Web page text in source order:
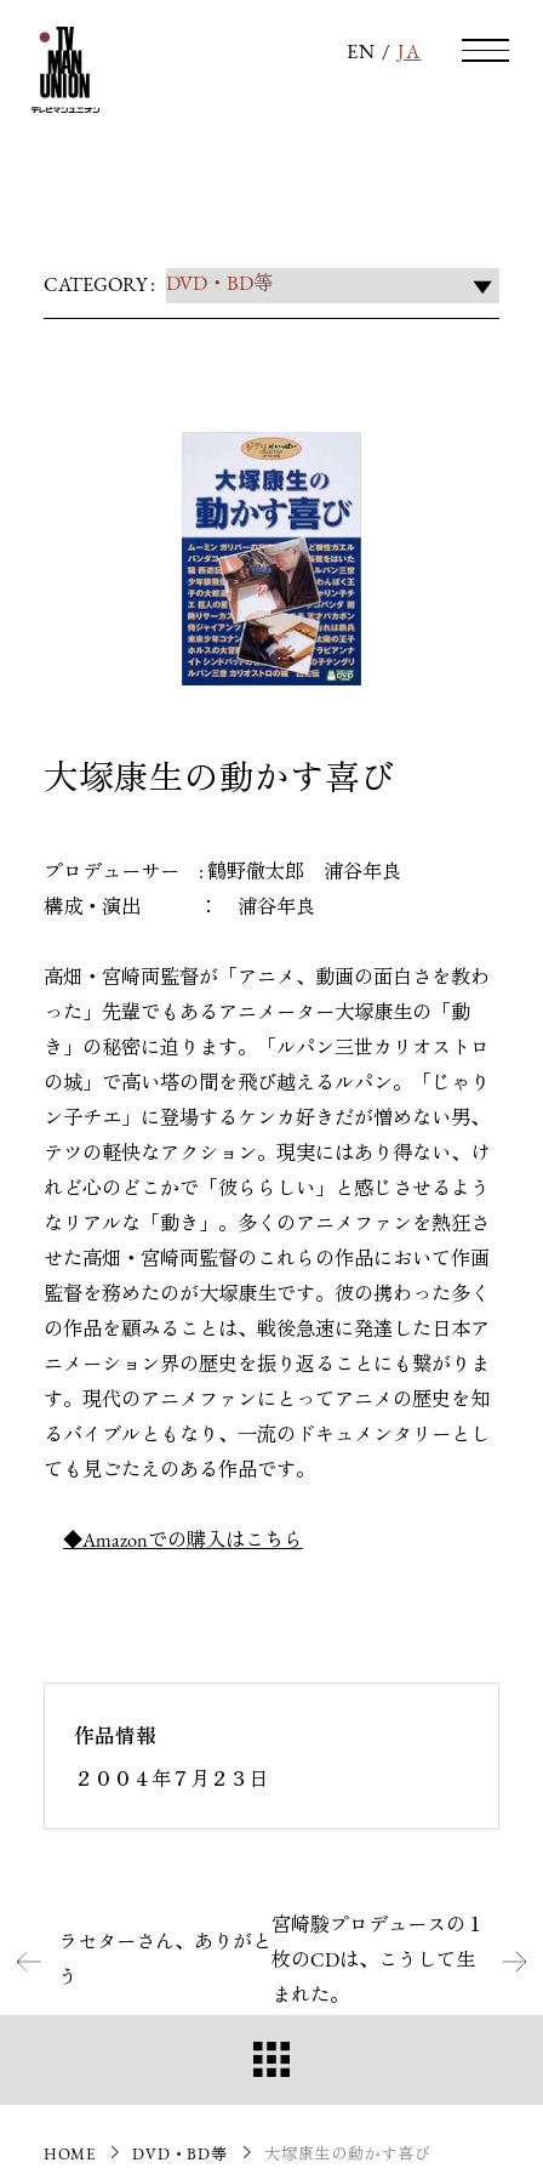
EN / JA
大塚康生の動かす喜び
プロデューサー : 鶴野徹太郎 浦谷年良
構成・演出 ： 浦谷年良
高畑・宮崎両監督が「アニメ、動画の面白さを教わ
った」先輩でもあるアニメーター大塚康生の「動
き」の秘密に迫ります。「ルパン三世カリオストロ
の城」で高い塔の間を飛び越えるルパン。「じゃり
ン子チエ」に登場するケンカ好きだが憎めない男、
テツの軽快なアクション。現実にはあり得ない、け
れど心のどこかで「彼ららしい」と感じさせるよう
なリアルな「動き」。多くのアニメファンを熱狂さ
せた高畑・宮崎両監督のこれらの作品において作画
監督を務めたのが大塚康生です。彼の携わった多く
の作品を顧みることは、戦後急速に発達した日本ア
ニメーション界の歴史を振り返ることにも繋がりま
す。現代のアニメファンにとってアニメの歴史を知
るバイブルともなり、一流のドキュメンタリーとし
ても見ごたえのある作品です。
◆Amazonでの購入はこちら
作品情報
２００４年７月２３日
ラセターさん、ありがと
う
宮崎駿プロデュースの１
枚のCDは、こうして生
まれた。
HOME DVD・BD等 大塚康生の動かす喜び